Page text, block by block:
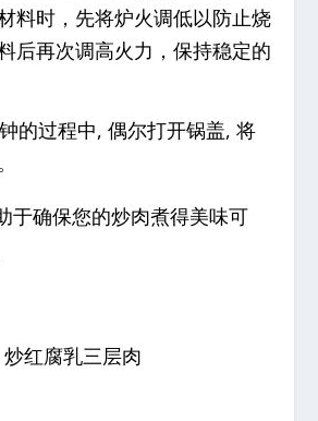
料时，先将炉火调低以防止烧
后再次调高火力，保持稳定的
的过程中, 偶尔打开锅盖, 将
于确保您的炒肉煮得美味可
红腐乳三层肉